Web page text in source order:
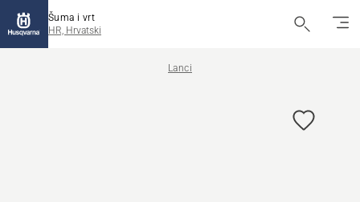
Šuma i vrt
HR, Hrvatski
Lanci